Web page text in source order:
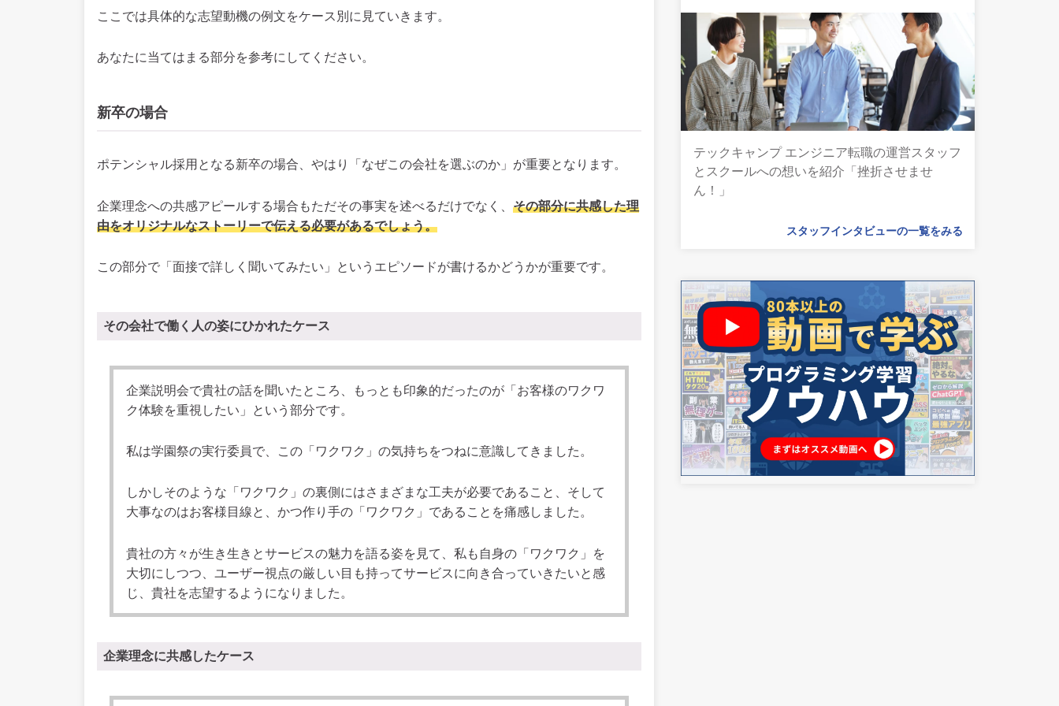
ここでは具体的な志望動機の例文をケース別に見ていきます。
あなたに当てはまる部分を参考にしてください。
新卒の場合
ポテンシャル採用となる新卒の場合、やはり「なぜこの会社を選ぶのか」が重要となります。
企業理念への共感アピールする場合もただその事実を述べるだけでなく、 その部分に共感した理
由をオリジナルなストーリーで伝える必要があるでしょう。
この部分で「面接で詳しく聞いてみたい」というエピソードが書けるかどうかが重要です。
その会社で働く人の姿にひかれたケース
企業説明会で貴社の話を聞いたところ、もっとも印象的だったのが「お客様のワクワ
ク体験を重視したい」という部分です。
私は学園祭の実行委員で、この「ワクワク」の気持ちをつねに意識してきました。
しかしそのような「ワクワク」の裏側にはさまざまな工夫が必要であること、そして
大事なのはお客様目線と、かつ作り手の「ワクワク」であることを痛感しました。
貴社の方々が生き生きとサービスの魅力を語る姿を見て、私も自身の「ワクワク」を
大切にしつつ、ユーザー視点の厳しい目も持ってサービスに向き合っていきたいと感
じ、貴社を志望するようになりました。
企業理念に共感したケース
テックキャンプ エンジニア転職の運営スタッフ
とスクールへの想いを紹介「挫折させませ
ん！」
スタッフインタビューの一覧をみる